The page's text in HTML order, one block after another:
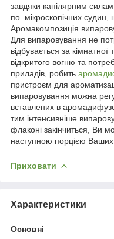
завдяки капілярним силам
по мікроскопічних судин,
Аромакомпозиція
Для випаровування не
відбувається за
відкритого вогню та
приладів, робить
пристроєм для
випаровування можна
вставлених в
тим інтенсивніше
флаконі закінчиться, Ви
наступною порцією
Приховати
Характеристики
Основні